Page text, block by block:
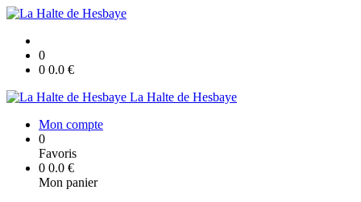
0
0 0.0 €
La Halte de Hesbaye
Mon compte
0
Favoris
0 0.0 €
Mon panier